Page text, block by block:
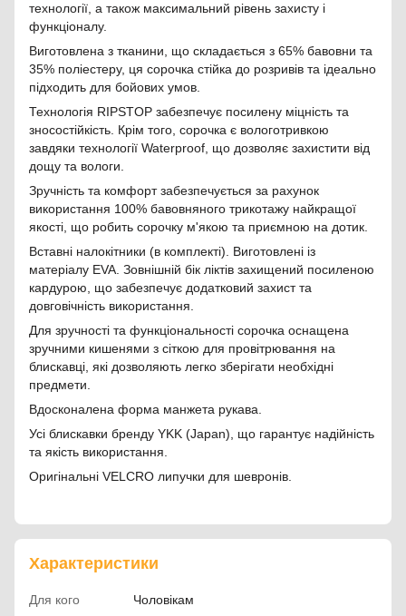
технології, а також максимальний рівень захисту і
функціоналу.
Виготовлена з тканини, що складається з 65% бавовни та
35% поліестеру, ця сорочка стійка до розривів та ідеально
підходить для бойових умов.
Технологія RIPSTOP забезпечує посилену міцність та
зносостійкість. Крім того, сорочка є вологотривкою
завдяки технології Waterproof, що дозволяє захистити від
дощу та вологи.
Зручність та комфорт забезпечується за рахунок
використання 100% бавовняного трикотажу найкращої
якості, що робить сорочку м'якою та приємною на дотик.
Вставні налокітники (в комплекті). Виготовлені із
матеріалу EVA. Зовнішній бік ліктів захищений посиленою
кардурою, що забезпечує додатковий захист та
довговічність використання.
Для зручності та функціональності сорочка оснащена
зручними кишенями з сіткою для провітрювання на
блискавці, які дозволяють легко зберігати необхідні
предмети.
Вдосконалена форма манжета рукава.
Усі блискавки бренду YKK (Japan), що гарантує надійність
та якість використання.
Оригінальні VELCRO липучки для шевронів.
Характеристики
Для кого
Чоловікам